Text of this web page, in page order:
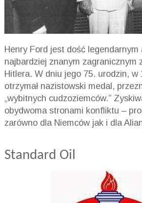
Henry Ford jest dość legendarnym
najbardziej znanym zagranicznym
Hitlera. W dniu jego 75. urodzin, w
otrzymał nazistowski medal,
„wybitnych cudzoziemców.”
obydwoma stronami konfliktu –
zarówno dla Niemców jak i dla
Standard Oil